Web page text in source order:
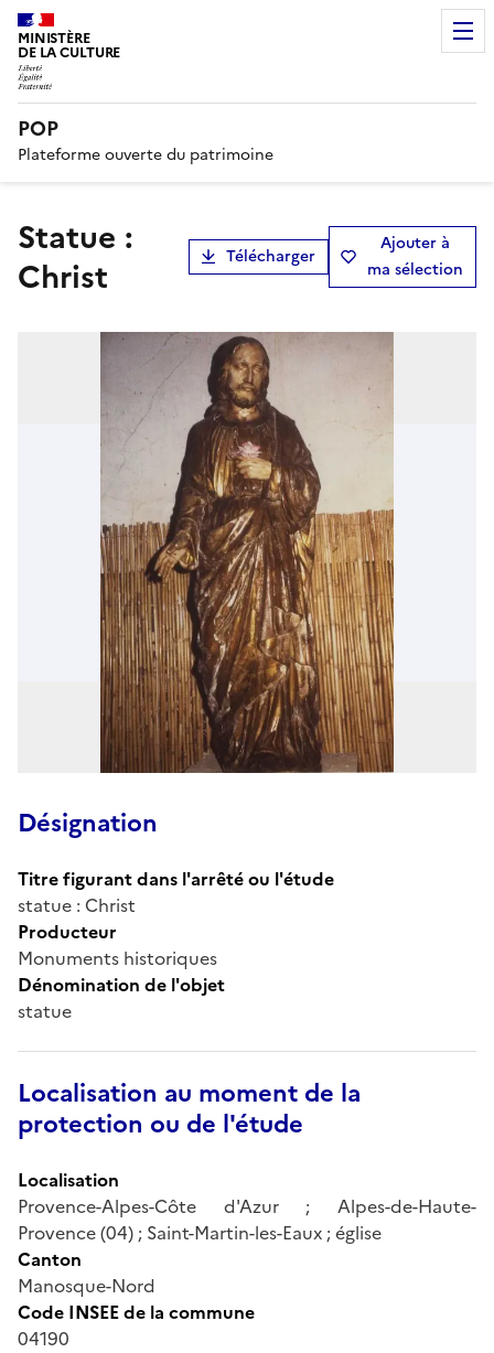
MINISTÈRE
DE LA CULTURE
POP
Plateforme ouverte du patrimoine
statue :
Christ
Télécharger
Ajouter à
ma sélection
Désignation
Titre figurant dans l'arrêté ou l'étude
statue : Christ
Producteur
Monuments historiques
Dénomination de l'objet
statue
Localisation au moment de la
protection ou de l'étude
Localisation
Provence-Alpes-Côte d'Azur ; Alpes-de-Haute-
Provence (04) ; Saint-Martin-les-Eaux ; église
Canton
Manosque-Nord
Code INSEE de la commune
04190